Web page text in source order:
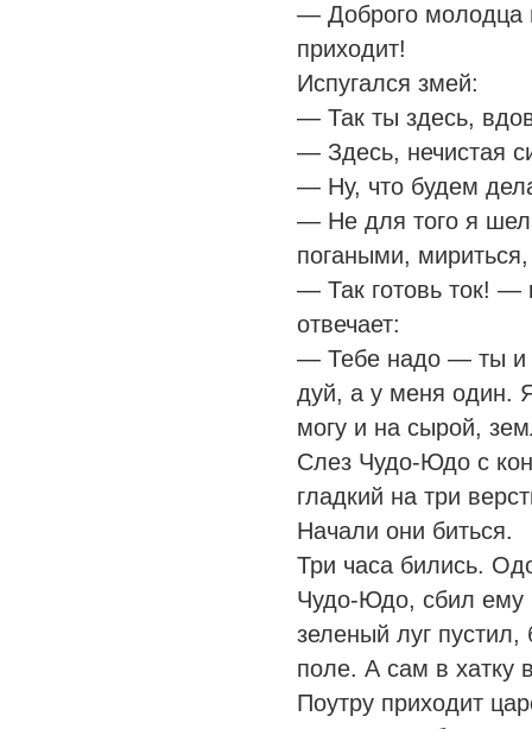
— Доброго молодца
приходит!
Испугался змей:
— Так ты здесь,
— Здесь, нечистая
— Ну, что будем
— Не для того я шел
погаными,
— Так готовь ток! —
отвечает:
— Тебе надо — ты и
дуй, а у меня один.
могу и на сырой,
Слез Чудо-Юдо с
гладкий на три
Начали они биться.
Три часа бились.
Чудо-Юдо, сбил ему
зеленый луг
поле. А сам в хатку
Поутру приходит